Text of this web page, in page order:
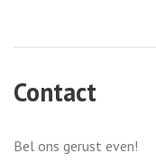
Contact
Bel ons gerust even!